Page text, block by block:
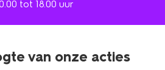
tot 18.00 uur
van onze acties